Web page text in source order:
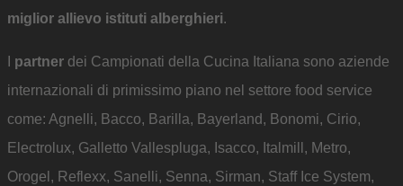
miglior allievo istituti alberghieri.
partner dei Campionati della Cucina Italiana sono aziende
internazionali di primissimo piano nel settore food service
come: Agnelli, Bacco, Barilla, Bayerland, Bonomi, Cirio,
Electrolux, Galletto Vallespluga, Isacco, Italmill, Metro,
Orogel, Reflexx, Sanelli, Senna, Sirman, Staff Ice System,